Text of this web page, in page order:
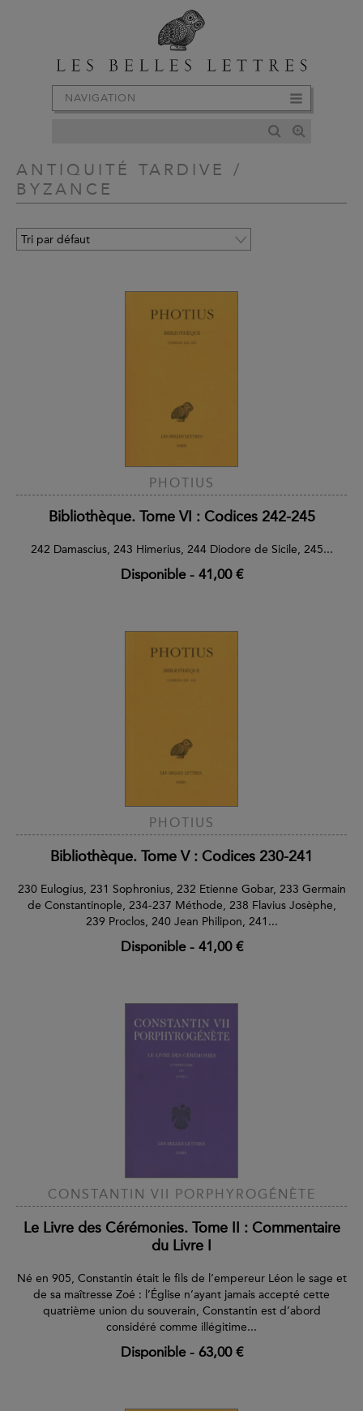
NAVIGATION
ANTIQUITÉ TARDIVE /
BYZANCE
PHOTIUS
Bibliothèque. Tome VI : Codices 242-245
242 Damascius, 243 Himerius, 244 Diodore de Sicile, 245...
Disponible- 41,00 €
PHOTIUS
Bibliothèque. Tome V : Codices 230-241
230 Eulogius, 231 Sophronius, 232 Etienne Gobar, 233 Germain
de Constantinople, 234-237 Méthode, 238 Flavius Josèphe,
239 Proclos, 240 Jean Philipon, 241...
Disponible- 41,00 €
CONSTANTIN VII PORPHYROGÉNÈTE
Le Livre des Cérémonies. Tome II : Commentaire
du Livre I
Né en 905, Constantin était le fils de l’empereur Léon le sage et
de sa maîtresse Zoé : l’Église n’ayant jamais accepté cette
quatrième union du souverain, Constantin est d’abord
considéré comme illégitime...
Disponible- 63,00 €